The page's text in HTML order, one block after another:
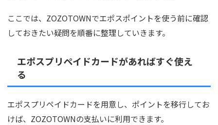
ここでは、ZOZOTOWNでエポスポイントを使う前に確認
しておきたい疑問を順番に整理していきます。
エポスプリペイドカードがあればすぐ使え
る
エポスプリペイドカードを用意し、ポイントを移行してお
けば、ZOZOTOWNの支払いに利用できます。